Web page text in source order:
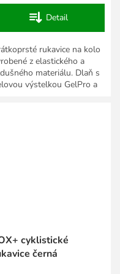
Detail
rukavice na kolo
z elastického a
materiálu. Dlaň s
výstelkou GelPro a
cyklistické
černá